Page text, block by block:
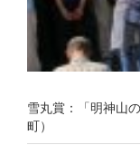
雪丸賞：「明神山
町）